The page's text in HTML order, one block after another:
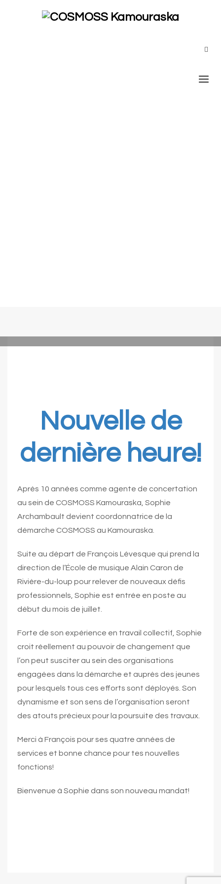
Nouvelle de
dernière heure!
Après 10 années comme agente de concertation
au sein de COSMOSS Kamouraska, Sophie
Archambault devient coordonnatrice de la
démarche COSMOSS au Kamouraska.
Suite au départ de François Lévesque qui prend la
direction de l’École de musique Alain Caron de
Rivière-du-loup pour relever de nouveaux défis
professionnels, Sophie est entrée en poste au
début du mois de juillet.
Forte de son expérience en travail collectif, Sophie
croit réellement au pouvoir de changement que
l’on peut susciter au sein des organisations
engagées dans la démarche et auprès des jeunes
pour lesquels tous ces efforts sont déployés. Son
dynamisme et son sens de l’organisation seront
des atouts précieux pour la poursuite des travaux.
Merci à François pour ses quatre années de
services et bonne chance pour tes nouvelles
fonctions!
Bienvenue à Sophie dans son nouveau mandat!